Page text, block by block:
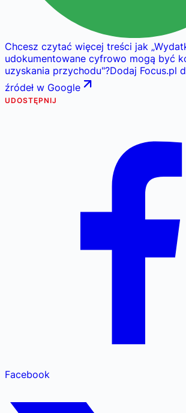
Chcesz czytać więcej treści jak „
udokumentowane cyfrowo mogą być
uzyskania przychodu"?Dodaj Focus.pl
źródeł w Google
UDOSTĘPNIJ
Facebook